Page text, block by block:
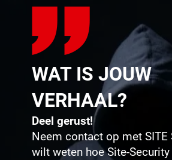
WAT IS JOUW
VERHAAL?
Deel gerust!
Neem contact op met SITE
wilt weten hoe Site-